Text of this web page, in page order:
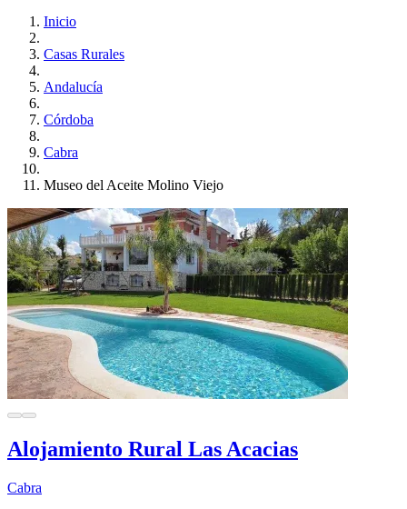
Inicio
Casas Rurales
Andalucía
Córdoba
Cabra
Museo del Aceite Molino Viejo
Alojamiento Rural Las Acacias
Cabra